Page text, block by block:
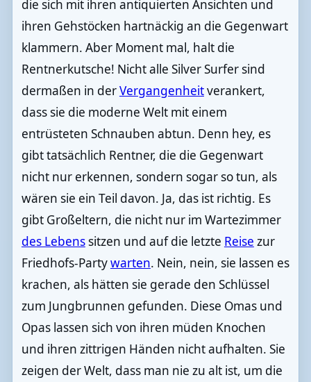
die sich mit ihren antiquierten Ansichten und
ihren Gehstöcken hartnäckig an die Gegenwart
klammern. Aber Moment mal, halt die
Rentnerkutsche! Nicht alle Silver Surfer sind
dermaßen in derVergangenheitverankert,
dass sie die moderne Welt mit einem
entrüsteten Schnauben abtun. Denn hey, es
gibt tatsächlich Rentner, die die Gegenwart
nicht nur erkennen, sondern sogar so tun, als
wären sie ein Teil davon. Ja, das ist richtig. Es
gibt Großeltern, die nicht nur im Wartezimmer
des Lebenssitzen und auf die letzte Reise zur
Friedhofs-Partywarten. Nein, nein, sie lassen es
krachen, als hätten sie gerade den Schlüssel
zum Jungbrunnen gefunden. Diese Omas und
Opas lassen sich von ihren müden Knochen
und ihren zittrigen Händen nicht aufhalten. Sie
zeigen der Welt, dass man nie zu alt ist, um die